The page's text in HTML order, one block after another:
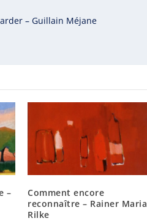
– Guillain Méjane
–
Comment encore
reconnaître – Rainer Maria
Rilke